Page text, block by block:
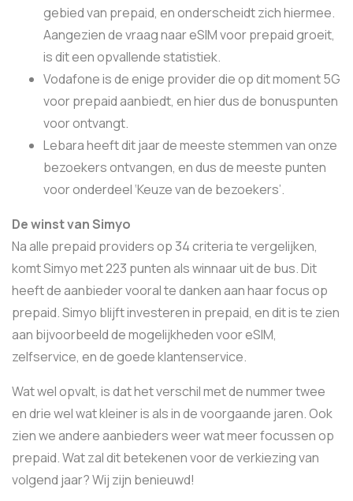
gebied van prepaid, en onderscheidt zich hiermee.
Aangezien de vraag naar eSIM voor prepaid groeit,
is dit een opvallende statistiek.
Vodafone is de enige provider die op dit moment 5G
voor prepaid aanbiedt, en hier dus de bonuspunten
voor ontvangt.
Lebara heeft dit jaar de meeste stemmen van onze
bezoekers ontvangen, en dus de meeste punten
voor onderdeel ‘Keuze van de bezoekers’.
De winst van Simyo
Na alle prepaid providers op 34 criteria te vergelijken,
komt Simyo met 223 punten als winnaar uit de bus. Dit
heeft de aanbieder vooral te danken aan haar focus op
prepaid. Simyo blijft investeren in prepaid, en dit is te zien
aan bijvoorbeeld de mogelijkheden voor eSIM,
zelfservice, en de goede klantenservice.
Wat wel opvalt, is dat het verschil met de nummer twee
en drie wel wat kleiner is als in de voorgaande jaren. Ook
zien we andere aanbieders weer wat meer focussen op
prepaid. Wat zal dit betekenen voor de verkiezing van
volgend jaar? Wij zijn benieuwd!